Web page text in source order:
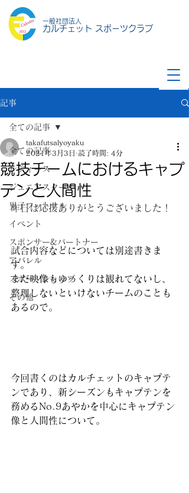
一般社団法人
カルチェット スポーツクラブ
記事
全ての記事
レディース
ジュニアスクール
男子フットサル
イベント
スポンサー&パートナー
アパレル
スポーツショップ
その他
全ての記事
競技チームにおけるキャプ
テンと人間性
takafutsalyoyaku
2021年3月3日 読了時間: 4分
昨日は応援ありがとうございました！
試合内容などについては別途書きま
す。
まだ映像もゆっくりは観れてないし、
整理しないといけないチームのことも
あるので。
今回書くのはカルチェットのキャプテ
ンであり、新シーズンもキャプテンを
務めるNo.9あやかを中心にキャプテン
像と人間性について。